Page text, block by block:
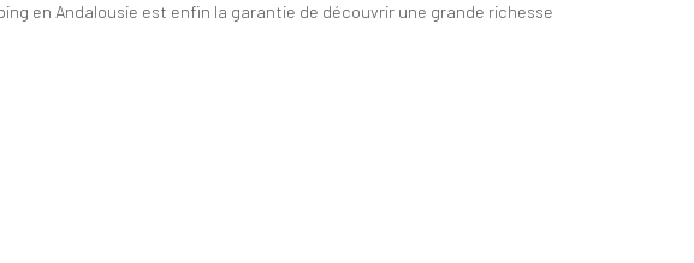
en Andalousie est enfin la garantie de découvrir une grande richesse